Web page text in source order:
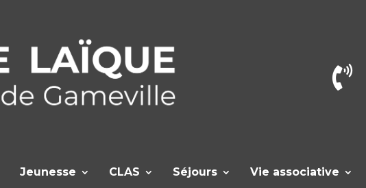

Jeunesse CLAS Séjours Vie associative